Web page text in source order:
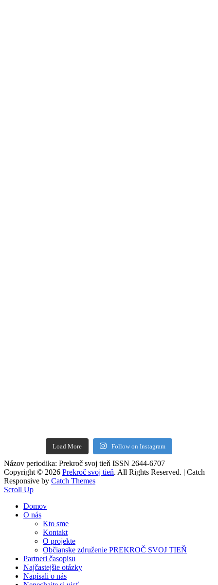
Load More Follow on Instagram
Názov periodika: Prekroč svoj tieň ISSN 2644-6707
Copyright © 2026 Prekroč svoj tieň. All Rights Reserved. | Catch
Responsive by Catch Themes
Scroll Up
Domov
O nás
Kto sme
Kontakt
O projekte
Občianske združenie PREKROČ SVOJ TIEŇ
Partneri časopisu
Najčastejšie otázky
Napísali o nás